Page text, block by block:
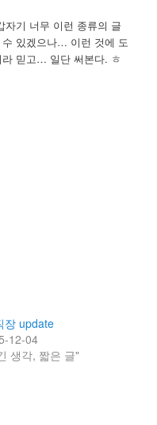
자기 너무 이런 종류의 글
있겠으나… 이런 것에 도
믿고… 일단 써본다. ㅎ
장 update
12-04
생각, 짧은 글"